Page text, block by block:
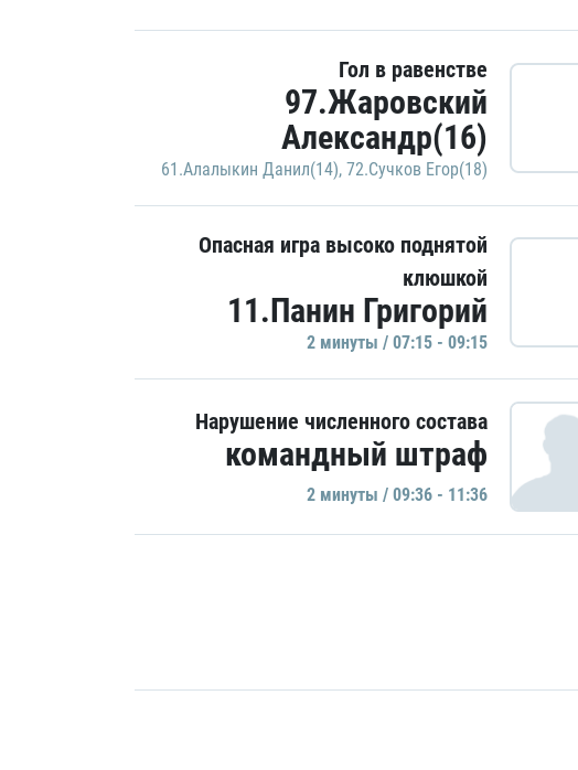
Гол в равенстве
97.Жаровский
Александр(16)
61.Алалыкин Данил(14), 72.Сучков Егор(18)
Опасная игра высоко поднятой
клюшкой
11.Панин Григорий
2 минуты / 07:15 - 09:15
Нарушение численного состава
командный штраф
2 минуты / 09:36 - 11:36